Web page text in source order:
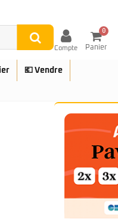
Compte
0
Panier
💶 Vendre